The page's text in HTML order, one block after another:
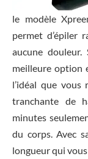
le modèle
permet d’épiler
aucune
meilleure option
l’idéal que vous
tranchante de
minutes
du corps. Avec
longueur qui